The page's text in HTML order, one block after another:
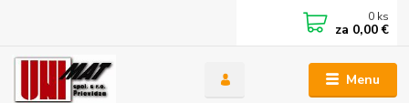
Menu
0 ks
za 0,00 €